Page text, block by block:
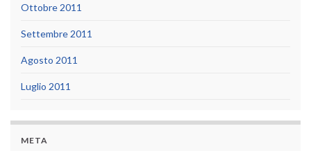
Ottobre 2011
Settembre 2011
Agosto 2011
Luglio 2011
META